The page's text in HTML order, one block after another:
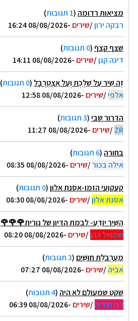
מציאות רדומה (1 תגובות
)
רבקה ירון/שירים -08/08/2026 16:24
שצף קצף (0 תגובות
)
דינה קגן/שירים -08/08/2026 14:11
זֶה שִׁיר עַל שַׁלֶּכֶת וְעַל אִצְטְרֻבָּל (0 תגובות
)
אלפי/שירים -08/08/2026 12:58
הדרור שבי(3 תגובות
)
ZR
/שירים -08/08/2026 11:27
בחורה (6 תגובות
)
אילה בכור/שירים -08/08/2026 08:35
קעקועי הזמו-אסנת אלון(0 תגובות
)
אסנת אלון/שירים -08/08/2026 08:30
הַשִּׁיר יוֹדֵעַ- לבמת הדיון של נורית🌹🌹🌹
שמואל כהן/שירים -08/08/2026 08:20
מַעַרְבֹּלֶת חוּשִׁים (3 תגובות
)
אביה/שירים -08/08/2026 07:27
שקט שמעולם לא היה (4 תגובות
)
דני זכריה/שירים -08/08/2026 06:39